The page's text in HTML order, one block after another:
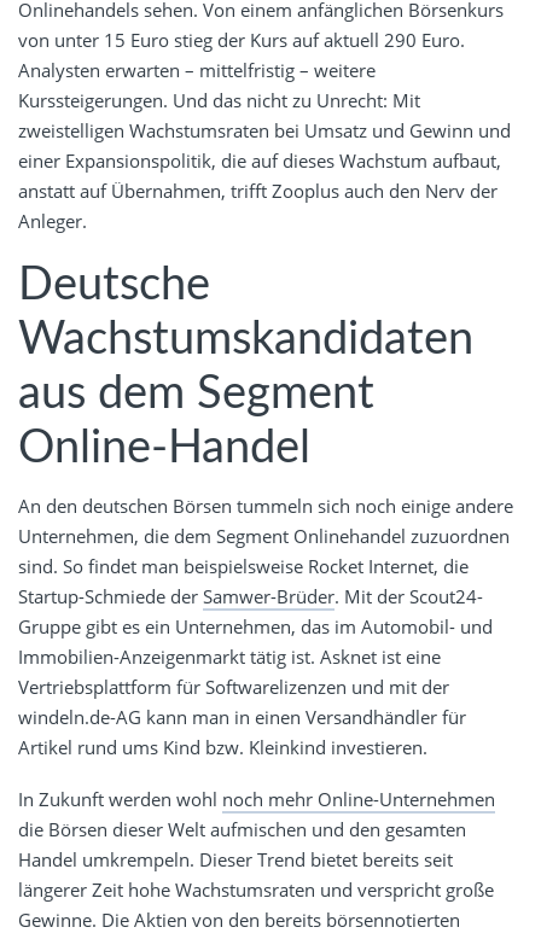
Onlinehandels sehen. Von einem anfänglichen Börsenkurs
von unter 15 Euro stieg der Kurs auf aktuell 290 Euro.
Analysten erwarten – mittelfristig – weitere
Kurssteigerungen. Und das nicht zu Unrecht: Mit
zweistelligen Wachstumsraten bei Umsatz und Gewinn und
einer Expansionspolitik, die auf dieses Wachstum aufbaut,
anstatt auf Übernahmen, trifft Zooplus auch den Nerv der
Anleger.
Deutsche
Wachstumskandidaten
aus dem Segment
Online-Handel
An den deutschen Börsen tummeln sich noch einige andere
Unternehmen, die dem Segment Onlinehandel zuzuordnen
sind. So findet man beispielsweise Rocket Internet, die
Startup-Schmiede der Samwer-Brüder. Mit der Scout24-
Gruppe gibt es ein Unternehmen, das im Automobil- und
Immobilien-Anzeigenmarkt tätig ist. Asknet ist eine
Vertriebsplattform für Softwarelizenzen und mit der
windeln.de-AG kann man in einen Versandhändler für
Artikel rund ums Kind bzw. Kleinkind investieren.
In Zukunft werden wohl noch mehr Online-Unternehmen
die Börsen dieser Welt aufmischen und den gesamten
Handel umkrempeln. Dieser Trend bietet bereits seit
längerer Zeit hohe Wachstumsraten und verspricht große
Gewinne. Die Aktien von den bereits börsennotierten